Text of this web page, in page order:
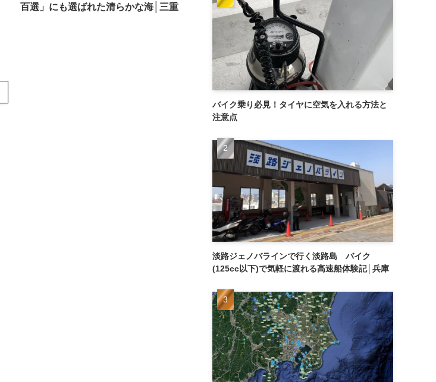
百選」にも選ばれた清らかな海│三重
バイク乗り必見！タイヤに空気を入れる方法と
注意点
淡路ジェノバラインで行く淡路島 バイク
(125cc以下)で気軽に渡れる高速船体験記│兵庫